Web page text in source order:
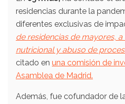
residencias durante la
diferentes exclusivas de
de residencias de mayores,
nutricional y abuso de
citado en una comisión de
Asamblea de Madrid.
Además, fue cofundador de